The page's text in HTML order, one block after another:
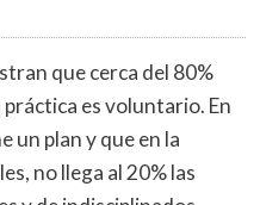
que cerca del 80%
es voluntario. En
un plan y que en la
no llega al 20% las